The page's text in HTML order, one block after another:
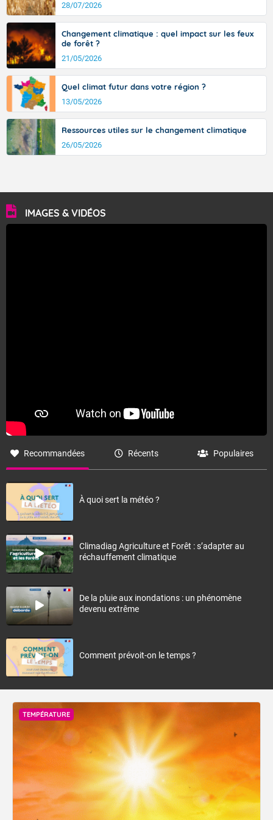
avec des pointes jusqu'à 37 à 38 degrés dans l'arrière-
pays varois et en vallée de la Garonne.
28/07/2026
Changement climatique : quel impact sur les feux
de forêt ?
21/05/2026
Quel climat futur dans votre région ?
13/05/2026
Ressources utiles sur le changement climatique
26/05/2026
IMAGES & VIDÉOS
Recommandées Récents Populaires
À quoi sert la météo ?
Climadiag Agriculture et Forêt : s’adapter au
réchauffement climatique
De la pluie aux inondations : un phénomène
devenu extrême
Comment prévoit-on le temps ?
TEMPÉRATURE